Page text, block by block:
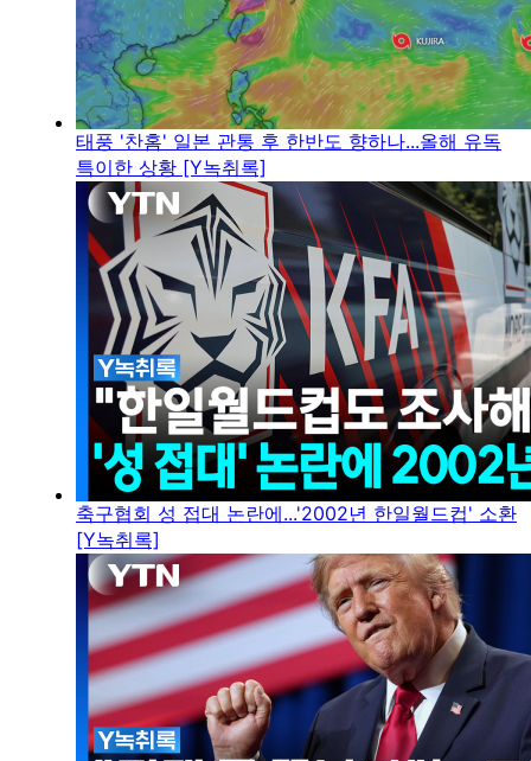
태풍 '찬홈' 일본 관통 후 한반도 향하나...올해 유독
특이한 상황 [Y녹취록]
축구협회 성 접대 논란에...'2002년 한일월드컵' 소환
[Y녹취록]